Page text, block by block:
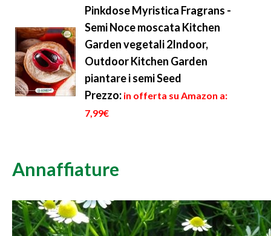
Pinkdose Myristica Fragrans -
Semi Noce moscata Kitchen
Garden vegetali 2Indoor,
Outdoor Kitchen Garden
piantare i semi Seed
Prezzo: in offerta su Amazon a:
7,99€
Annaffiature